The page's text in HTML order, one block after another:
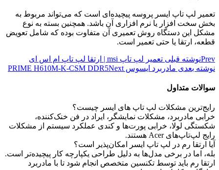
تعمیر لپ تاپ ایسر پروسه پیچیده‌‌ای است که می‌تواند مربوط به
بخش سخت ‌افزار یا نرم‌ افزاری آن باشد. همچنین بسته به نوع
مشکل این دستگاه روش تعمیری آن متفاوت بوده که شامل تعویض
قطعه، ارتقا یا حتی تعمیر است.
Prevنوشته قبلی تعمیر لپ تاپ msi | ارتقا لپ تاپ ام اس ای
نوشته بعدی مادربرد ایسوس PRIME H610M-K-CSM DDR5 Next
سوالات متداول
رایج‌ترین مشکلات لپ‌ تاپ‌ های ایسر چیست؟
خرابی مادربرد، مشکلات نمایشگر، ایراد در فن خنک‌کننده،
شکستگی لولا، خرابی پورت‌ها و کندی عملکرد سیستم از مشکلات
رایج لپ‌تاپ‌های Acer هستند.
آیا ارتقا رم در لپ‌ تاپ ایسر امکان‌پذیر است؟
بله، اما در برخی مدل‌ها به دلیل طراحی یکپارچه کار پیچیده‌تر است.
ارتقا رم باید توسط تکنسین متخصص انجام شود تا با مادربرد